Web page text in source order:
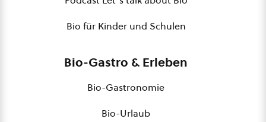
Bio für Kinder und Schulen
Bio-Gastro & Erleben
Bio-Gastronomie
Bio-Urlaub